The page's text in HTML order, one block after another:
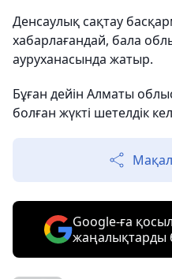
Денсаулық сақтау
хабарлағандай, бала
ауруханасында жатыр.
Бұған дейін Алматы
болған жүкті шетелдік
Google-ға
жаңалықтарды